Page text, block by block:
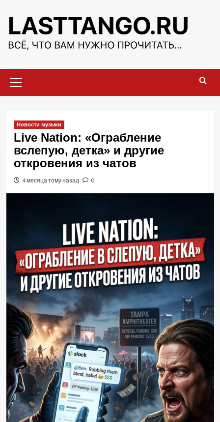
содержимому
меню
Новости музыки
Live Nation: «Ограбление
вслепую, детка» и другие
откровения из чатов
4 месяца тому назад 0